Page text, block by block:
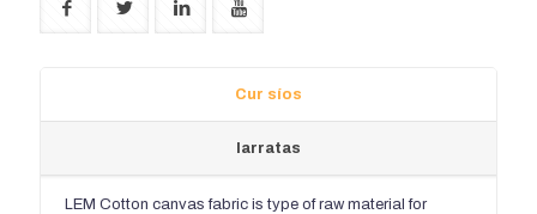
Cur síos
Iarratas
LEM Cotton canvas fabric is type of raw material for